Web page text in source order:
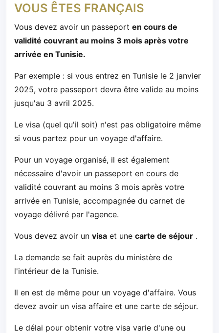
VOUS ÊTES FRANÇAIS
Vous devez avoir un passeport en cours de
validité couvrant au moins 3 mois après votre
arrivée en Tunisie.
Par exemple : si vous entrez en Tunisie le 2 janvier
2025, votre passeport devra être valide au moins
jusqu'au 3 avril 2025.
Le visa (quel qu'il soit) n'est pas obligatoire même
si vous partez pour un voyage d'affaire.
Pour un voyage organisé, il est également
nécessaire d'avoir un passeport en cours de
validité couvrant au moins 3 mois après votre
arrivée en Tunisie, accompagnée du carnet de
voyage délivré par l'agence.
Vous devez avoir un visa et une carte de séjour .
La demande se fait auprès du ministère de
l'intérieur de la Tunisie.
Il en est de même pour un voyage d'affaire. Vous
devez avoir un visa affaire et une carte de séjour.
Le délai pour obtenir votre visa varie d'une ou